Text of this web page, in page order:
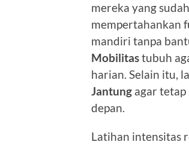
mereka yang
mempertahankan
mandiri tanpa
Mobilitastubuh
harian. Selain itu,
Jantung agar
depan.
Latihan intensitas